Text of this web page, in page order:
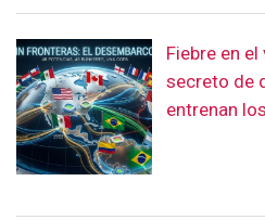
Fiebre en
secreto de
entrenan